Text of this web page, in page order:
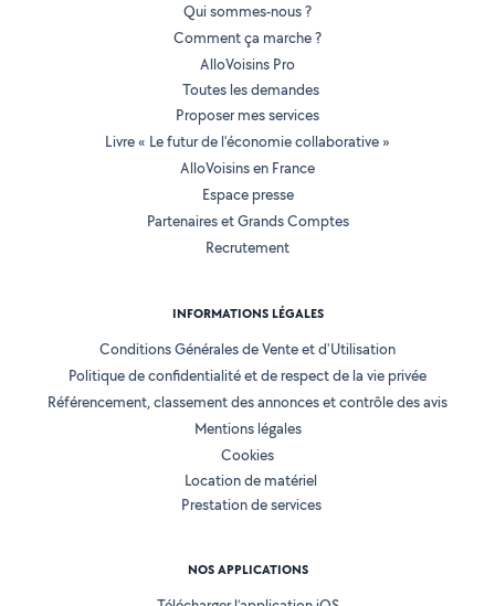
Qui sommes-nous ?
Comment ça marche ?
AlloVoisins Pro
Toutes les demandes
Proposer mes services
Livre « Le futur de l'économie collaborative »
AlloVoisins en France
Espace presse
Partenaires et Grands Comptes
Recrutement
INFORMATIONS LÉGALES
Conditions Générales de Vente et d'Utilisation
Politique de confidentialité et de respect de la vie privée
Référencement, classement des annonces et contrôle des avis
Mentions légales
Cookies
Location de matériel
Prestation de services
NOS APPLICATIONS